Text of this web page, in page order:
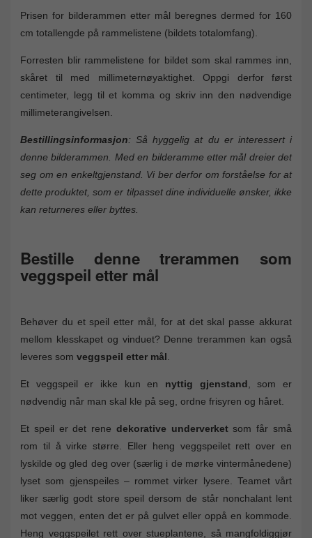
Prisen for bilderammen etter mål beregnes dermed for 160
cm totallengde på rammelistene (bildets totalomfang).
Forresten blir rammelistene for bildet som skal rammes inn,
skåret til med millimeternøyaktighet. Oppgi derfor først
centimeter, legg til et komma og skriv inn den nødvendige
millimeterangivelsen.
Bestillingsinformasjon: Så hyggelig at du er interessert i
denne bilderammen. Med en bilderamme etter mål dreier det
seg om en enkeltgjenstand. Vi ber derfor om forståelse for at
dette produktet, som er tilpasset dine individuelle ønsker, ikke
kan returneres eller byttes.
Bestille denne trerammen som
veggspeil etter mål
Behøver du et speil etter mål, for at det skal passe akkurat
mellom klesskapet og vinduet? Denne trerammen kan også
leveres som veggspeil etter mål
Et veggspeil er ikke kun en nyttig gjenstand , som er
nødvendig når man skal kle på seg, ordne frisyren og håret.
Et speil er det rene dekorative underverketsom får små
rom til å virke større. Eller heng veggspeilet rett over en
lyskilde og gled deg over (særlig i de mørke vintermånedene)
lyset som gjenspeiles – rommet virker lysere. Teamet vårt
liker særlig godt store speil dersom de står nonchalant lent
mot veggen, enten det er på gulvet eller oppå en kommode.
Heng veggspeilet rett over stueplantene, så mangfoldiggjør